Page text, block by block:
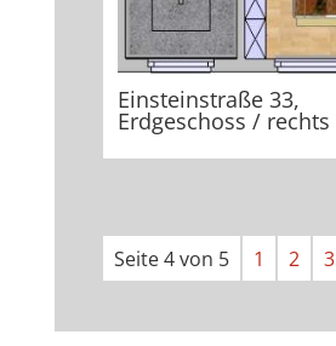
Einsteinstraße 33,
Erdgeschoss / rechts
Seite 4 von 5 1 2 3